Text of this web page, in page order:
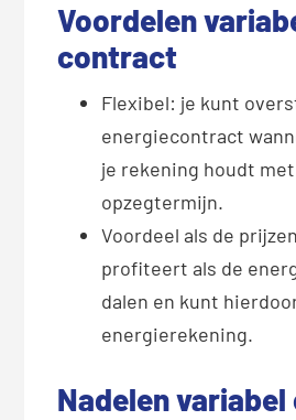
Voordelen
contract
Flexibel: je kunt
energiecontract
je rekening houdt
opzegtermijn.
Voordeel als de
profiteert als de
dalen en kunt
energierekening.
Nadelen